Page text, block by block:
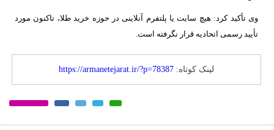
وی تأکید کرد: هیچ سایت یا پلتفرم آنلاینی در حوزه خرید طلا، تاکنون مورد
تأیید رسمی اتحادیه قرار نگرفته است.
لینک کوتاه: https://armanetejarat.ir/?p=78387